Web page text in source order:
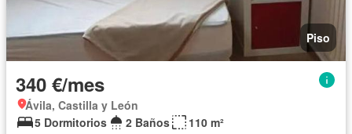
Piso
340 €/mes
Ávila, Castilla y León
5 Dormitorios
2 Baños 110 m²